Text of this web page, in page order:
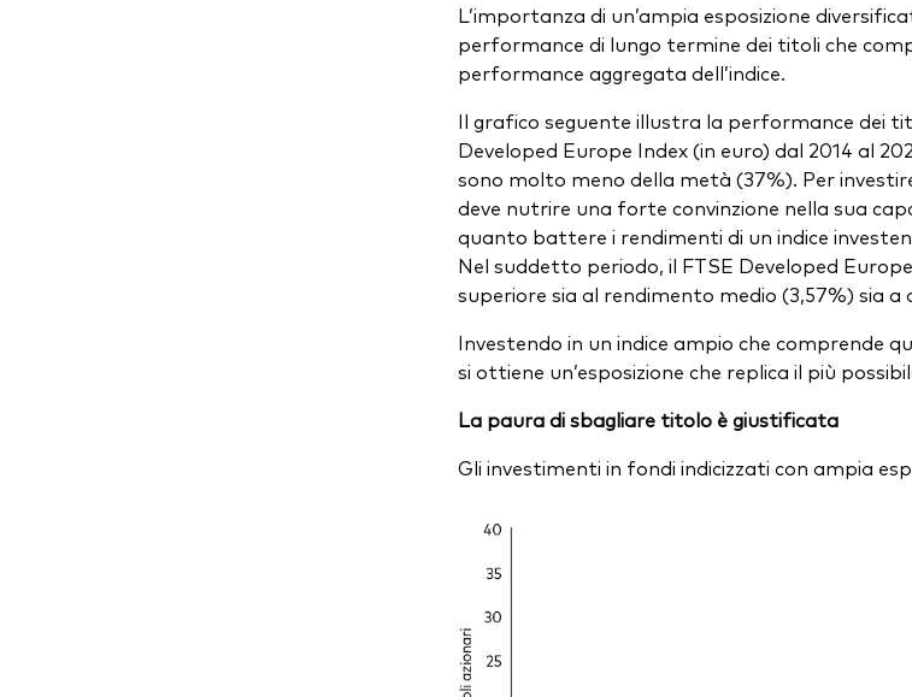
L’importanza di un’ampia esposizione
performance di lungo termine dei titoli che
performance aggregata dell’indice.
Il grafico seguente illustra la performance dei
Developed Europe Index (in euro) dal 2014 al
sono molto meno della metà (37%). Per
deve nutrire una forte convinzione nella sua
quanto battere i rendimenti di un indice
Nel suddetto periodo, il FTSE Developed
superiore sia al rendimento medio (3,57%) sia a
Investendo in un indice ampio che comprende
si ottiene un’esposizione che replica il più
La paura di sbagliare titolo è giustificata
Gli investimenti in fondi indicizzati con ampia